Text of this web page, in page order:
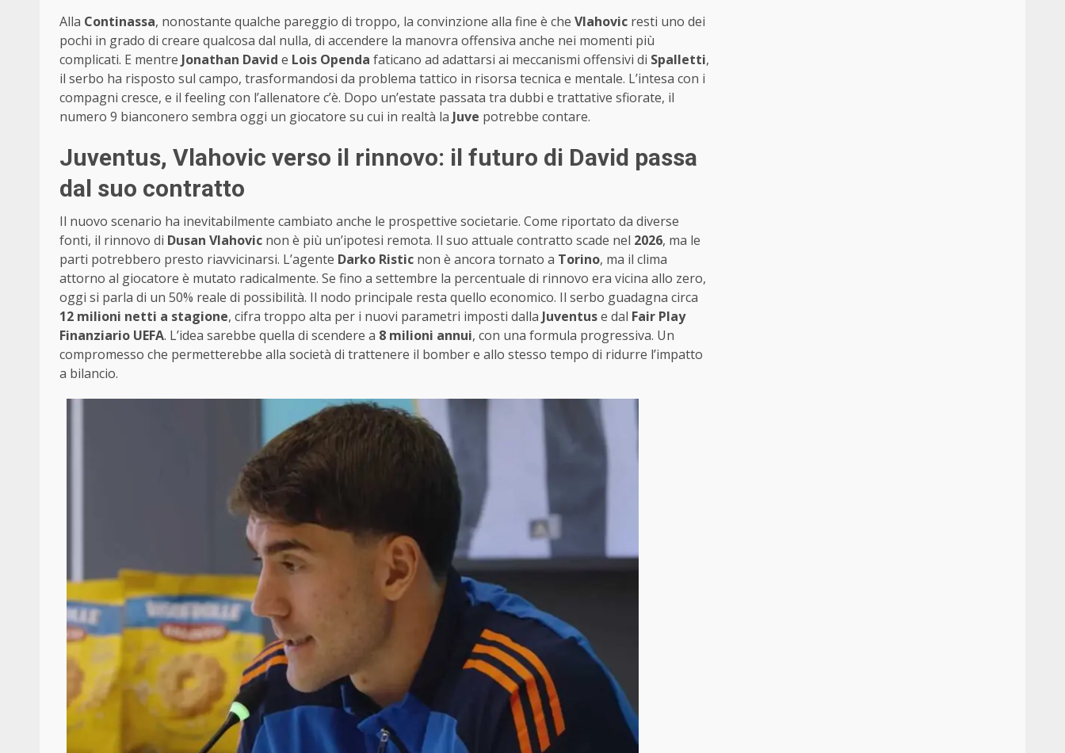
Alla Continassa, nonostante qualche pareggio di troppo, la convinzione alla fine è che Vlahovic resti uno dei
pochi in grado di creare qualcosa dal nulla, di accendere la manovra offensiva anche nei momenti più
complicati. E mentre Jonathan David e Lois Openda faticano ad adattarsi ai meccanismi offensivi di Spalletti,
il serbo ha risposto sul campo, trasformandosi da problema tattico in risorsa tecnica e mentale. L’intesa con i
compagni cresce, e il feeling con l’allenatore c’è. Dopo un’estate passata tra dubbi e trattative sfiorate, il
numero 9 bianconero sembra oggi un giocatore su cui in realtà la Juve potrebbe contare.
Juventus, Vlahovic verso il rinnovo: il futuro di David passa
dal suo contratto
Il nuovo scenario ha inevitabilmente cambiato anche le prospettive societarie. Come riportato da diverse
fonti, il rinnovo di Dusan Vlahovic non è più un’ipotesi remota. Il suo attuale contratto scade nel 2026, ma le
parti potrebbero presto riavvicinarsi. L’agente Darko Ristic non è ancora tornato a Torino, ma il clima
attorno al giocatore è mutato radicalmente. Se fino a settembre la percentuale di rinnovo era vicina allo zero,
oggi si parla di un 50% reale di possibilità. Il nodo principale resta quello economico. Il serbo guadagna circa
12 milioni netti a stagione, cifra troppo alta per i nuovi parametri imposti dalla Juventuse dal Fair Play
Finanziario UEFA. L’idea sarebbe quella di scendere a 8 milioni annui, con una formula progressiva. Un
compromesso che permetterebbe alla società di trattenere il bomber e allo stesso tempo di ridurre l’impatto
a bilancio.